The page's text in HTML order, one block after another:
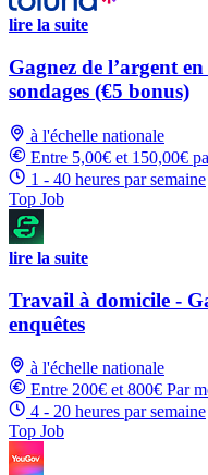
lire la suite
Gagnez de l’argent
sondages (€5 bonus)
à l'échelle nationale
Entre 5,00€ et 150,00€
1 - 40 heures par semaine
Top Job
lire la suite
Travail à domicile -
enquêtes
à l'échelle nationale
Entre 200€ et 800€ Par
4 - 20 heures par semaine
Top Job